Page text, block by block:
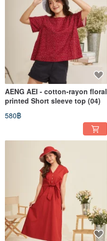
AENG AEI - cotton-rayon floral
printed Short sleeve top (04)
580฿